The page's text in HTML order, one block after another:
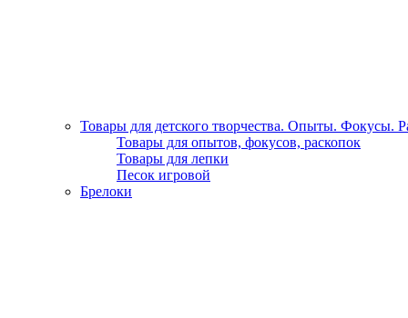
Товары для детского творчества. Опыты. Фокусы.
Товары для опытов, фокусов, раскопок
Товары для лепки
Песок игровой
Брелоки